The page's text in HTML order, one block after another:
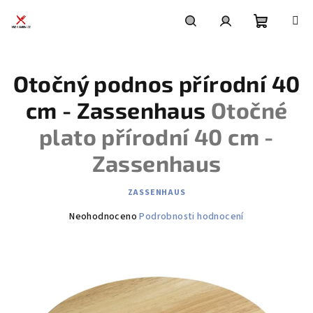
košík
Otočný podnos přírodní 40
cm - Zassenhaus Otočné
plato přírodní 40 cm -
Zassenhaus
ZASSENHAUS
Průměrné
5
Neohodnoceno Podrobnosti hodnocení